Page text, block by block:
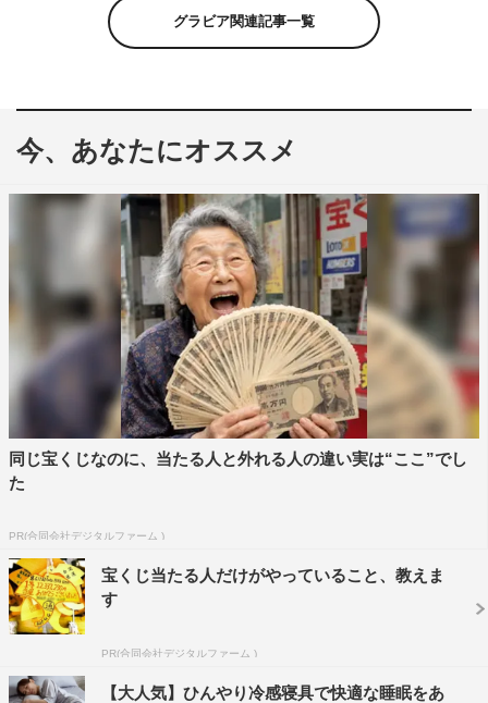
グラビア関連記事一覧
今、あなたにオススメ
同じ宝くじなのに、当たる人と外れる人の違い実は“ここ”でし
た
PR(合同会社デジタルファーム )
宝くじ当たる人だけがやっていること、教えま
す
PR(合同会社デジタルファーム )
【大人気】ひんやり冷感寝具で快適な睡眠をあ